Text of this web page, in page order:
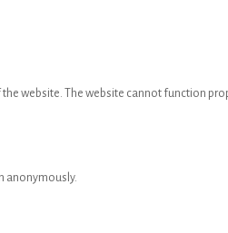
website. The website cannot function
anonymously.